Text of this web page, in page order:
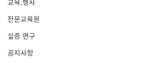
교육.행사
전문교육원
실증 연구
공지사항